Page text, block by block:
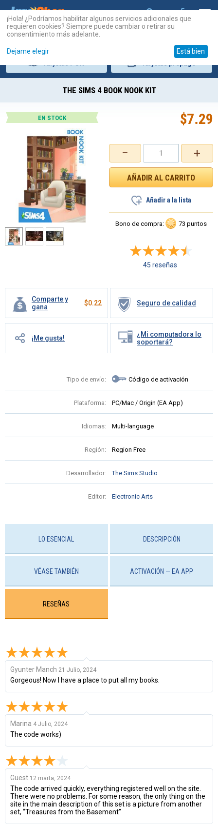
THE SIMS 4 BOOK NOOK KIT
EN STOCK
Comparte y
gana
$0.22 Seguro de calidad
¡Me gusta!
¿Mi computadora lo
soportará?
Tipo de envío: Código de activación
Plataforma: PC/Mac / Origin (EA App)
Idiomas: Multi-language
Región: Region Free
Desarrollador: The Sims Studio
Editor: Electronic Arts
+
−
$7.29
Añadir a la lista
Bono de compra: 73 puntos
45 reseñas
LO ESENCIAL DESCRIPCIÓN
VÉASE TAMBIÉN ACTIVACIÓN — EA APP
RESEÑAS
Gyunter Manch 21 Julio, 2024
Gorgeous! Now I have a place to put all my books.
Marina 4 Julio, 2024
The code works)
Guest 12 marta, 2024
The code arrived quickly, everything registered well on the site.
There were no problems. For some reason, the only thing on the
site in the main description of this set is a picture from another
set, “Treasures from the Basement”
¡Hola! ¿Podríamos habilitar algunos servicios adicionales que
requieren cookies? Siempre puede cambiar o retirar su
consentimiento más adelante.
Dejame elegir Está bien